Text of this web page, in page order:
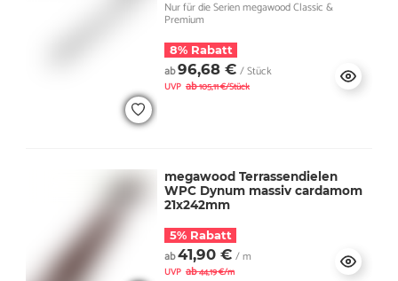
Nur für die Serien megawood Classic &
Premium
8% Rabatt
ab96,68 € / Stück
UVP ab105,11 €/Stück
megawood Terrassendielen
WPC Dynum massiv cardamom
21x242mm
5% Rabatt
ab41,90 € / m
UVP ab44,19 €/m